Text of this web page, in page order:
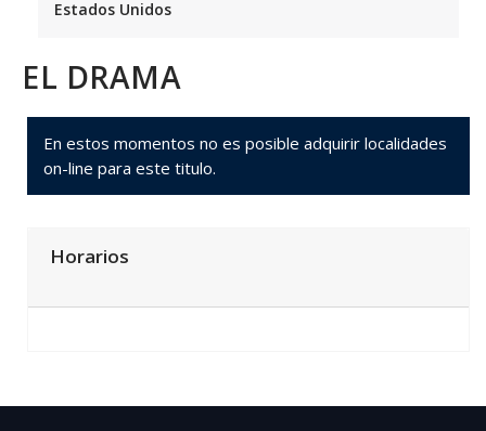
Estados Unidos
EL DRAMA
En estos momentos no es posible adquirir localidades
on-line para este titulo.
Horarios